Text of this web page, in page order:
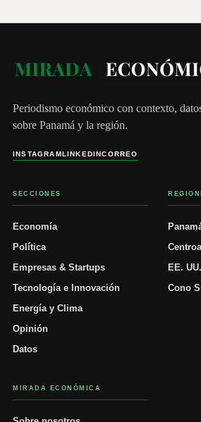
Periodismo económico con contexto,
sobre Panamá y la región.
INSTAGRAMLINKEDINCORREO
SECCIONES
Economía
Política
Empresas & Startups
Tecnología e Innovación
Energía y Clima
Opinión
Datos
EE. UU.
Cono
MIRADA ECONÓMICA